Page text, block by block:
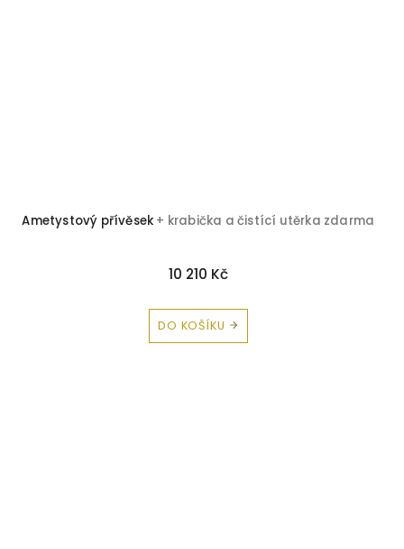
Ametystový přívěsek + krabička a čistící utěrka zdarma
10 210 Kč
DO KOŠÍKU